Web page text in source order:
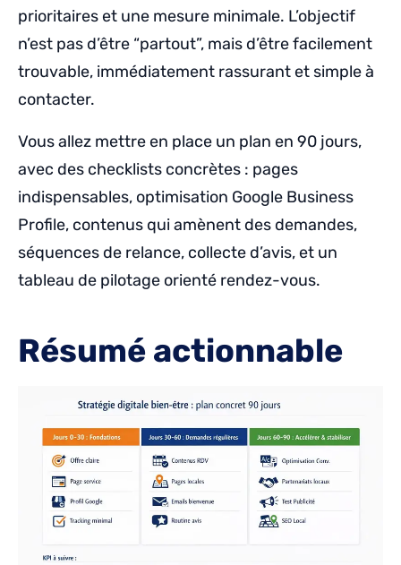
prioritaires et une mesure minimale. L’objectif
n’est pas d’être “partout”, mais d’être facilement
trouvable, immédiatement rassurant et simple à
contacter.
Vous allez mettre en place un plan en 90 jours,
avec des checklists concrètes : pages
indispensables, optimisation Google Business
Profile, contenus qui amènent des demandes,
séquences de relance, collecte d’avis, et un
tableau de pilotage orienté rendez-vous.
Résumé actionnable